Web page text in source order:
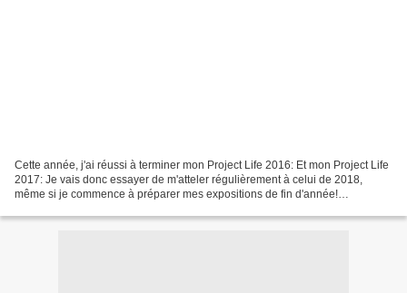
Cette année, j'ai réussi à terminer mon Project Life 2016: Et mon Project Life
2017: Je vais donc essayer de m'atteler régulièrement à celui de 2018,
même si je commence à préparer mes expositions de fin d'année!